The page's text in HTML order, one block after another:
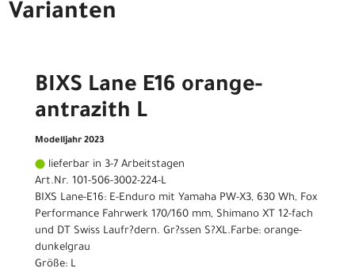
Varianten
BIXS Lane E16 orange-
antrazith L
Modelljahr 2023
lieferbar in 3-7 Arbeitstagen
Art.Nr. 101-506-3002-224-L
BIXS Lane-E16: E-Enduro mit Yamaha PW-X3, 630 Wh, Fox
Performance Fahrwerk 170/160 mm, Shimano XT 12-fach
und DT Swiss Laufr?dern. Gr?ssen S?XL.Farbe: orange-
dunkelgrau
Größe: L